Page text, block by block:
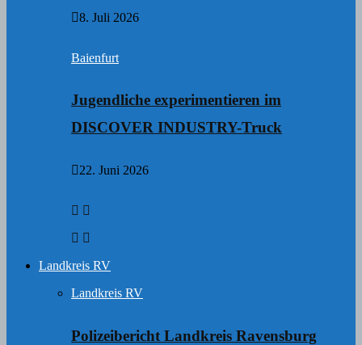
8. Juli 2026
Baienfurt
Jugendliche experimentieren im
DISCOVER INDUSTRY-Truck
22. Juni 2026
Landkreis RV
Landkreis RV
Polizeibericht Landkreis Ravensburg